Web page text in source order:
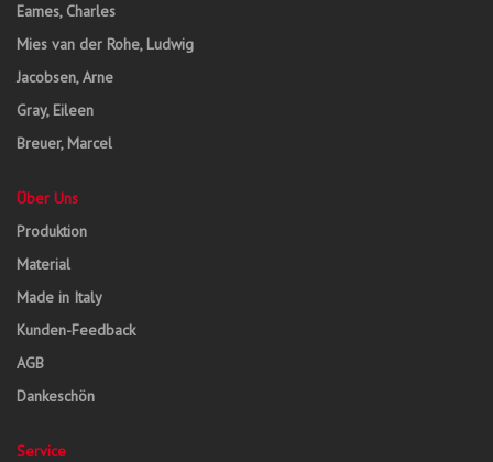
Eames, Charles
Mies van der Rohe, Ludwig
Jacobsen, Arne
Gray, Eileen
Breuer, Marcel
Über Uns
Produktion
Material
Made in Italy
Kunden-Feedback
AGB
Dankeschön
Service